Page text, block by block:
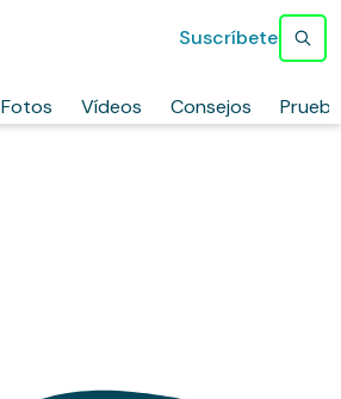
Fotos Vídeos Consejos
Suscríbete